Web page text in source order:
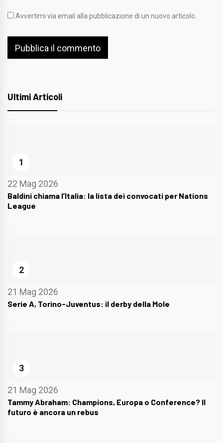
Avvertimi via email alla pubblicazione di un nuovo articolo.
Ultimi Articoli
1
22 Mag 2026
Baldini chiama l’Italia: la lista dei convocati per Nations
League
2
21 Mag 2026
Serie A, Torino-Juventus: il derby della Mole
3
21 Mag 2026
Tammy Abraham: Champions, Europa o Conference? Il
futuro è ancora un rebus